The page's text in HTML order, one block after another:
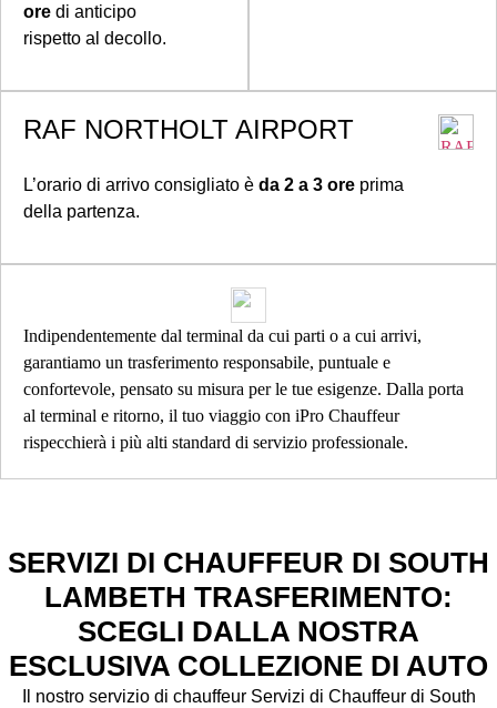
ore di anticipo
rispetto al decollo.
RAF NORTHOLT AIRPORT
L’orario di arrivo consigliato è da 2 a 3 ore prima
della partenza.
Indipendentemente dal terminal da cui parti o a cui arrivi,
garantiamo un trasferimento responsabile, puntuale e
confortevole, pensato su misura per le tue esigenze. Dalla porta
al terminal e ritorno, il tuo viaggio con iPro Chauffeur
rispecchierà i più alti standard di servizio professionale.
SERVIZI DI CHAUFFEUR DI SOUTH
LAMBETH TRASFERIMENTO:
SCEGLI DALLA NOSTRA
ESCLUSIVA COLLEZIONE DI AUTO
Il nostro servizio di chauffeur Servizi di Chauffeur di South